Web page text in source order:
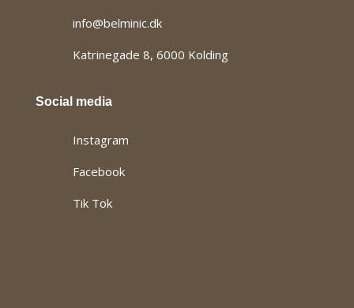
info@belminic.dk
Katrinegade 8, 6000 Kolding
Social media
Instagram
Facebook
Tik Tok